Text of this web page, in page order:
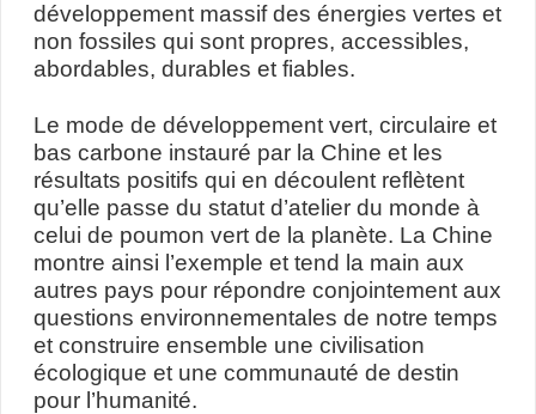
développement massif des énergies vertes et
non fossiles qui sont propres, accessibles,
abordables, durables et fiables.
Le mode de développement vert, circulaire et
bas carbone instauré par la Chine et les
résultats positifs qui en découlent reflètent
qu’elle passe du statut d’atelier du monde à
celui de poumon vert de la planète. La Chine
montre ainsi l’exemple et tend la main aux
autres pays pour répondre conjointement aux
questions environnementales de notre temps
et construire ensemble une civilisation
écologique et une communauté de destin
pour l’humanité.